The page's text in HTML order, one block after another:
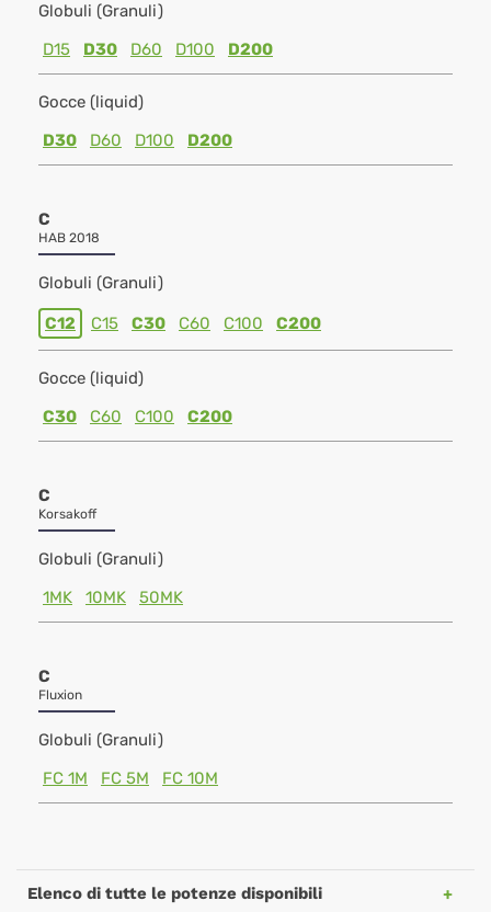
Globuli (Granuli)
D15
D30 D60 D100 D200
Gocce (liquid)
D30
D60 D100 D200
C
HAB 2018
Globuli (Granuli)
C12 C15 C30 C60 C100 C200
Gocce (liquid)
C30
C60 C100 C200
C
Korsakoff
Globuli (Granuli)
1MK
10MK 50MK
C
Fluxion
Globuli (Granuli)
FC 1M
FC 5M FC 10M
Elenco di tutte le potenze disponibili